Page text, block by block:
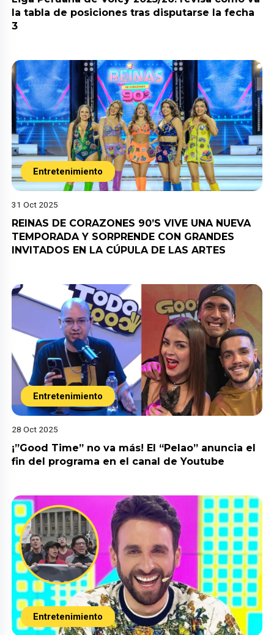
la tabla de posiciones tras disputarse la fecha
3
Entretenimiento
31 Oct 2025
REINAS DE CORAZONES 90’S VIVE UNA NUEVA
TEMPORADA Y SORPRENDE CON GRANDES
INVITADOS EN LA CÚPULA DE LAS ARTES
Entretenimiento
28 Oct 2025
¡”Good Time” no va más! El “Pelao” anuncia el
fin del programa en el canal de Youtube
Entretenimiento